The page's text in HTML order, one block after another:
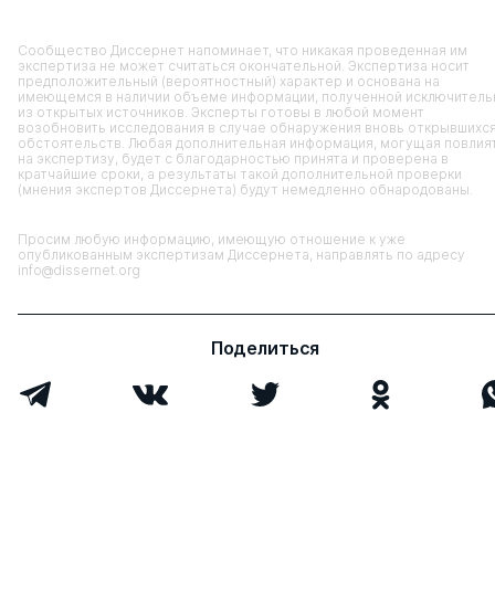
Сообщество Диссернет напоминает, что никакая проведенная им
экспертиза не может считаться окончательной. Экспертиза носит
предположительный (вероятностный) характер и основана на
имеющемся в наличии объеме информации, полученной
из открытых источников. Эксперты готовы в любой момент
возобновить исследования в случае обнаружения вновь
обстоятельств. Любая дополнительная информация, могущая
на экспертизу, будет с благодарностью принята и проверена в
кратчайшие сроки, а результаты такой дополнительной проверки
(мнения экспертов Диссернета) будут немедленно обнародованы.
Просим любую информацию, имеющую отношение к уже
опубликованным экспертизам Диссернета, направлять по адресу
info@dissernet.org
Поделиться